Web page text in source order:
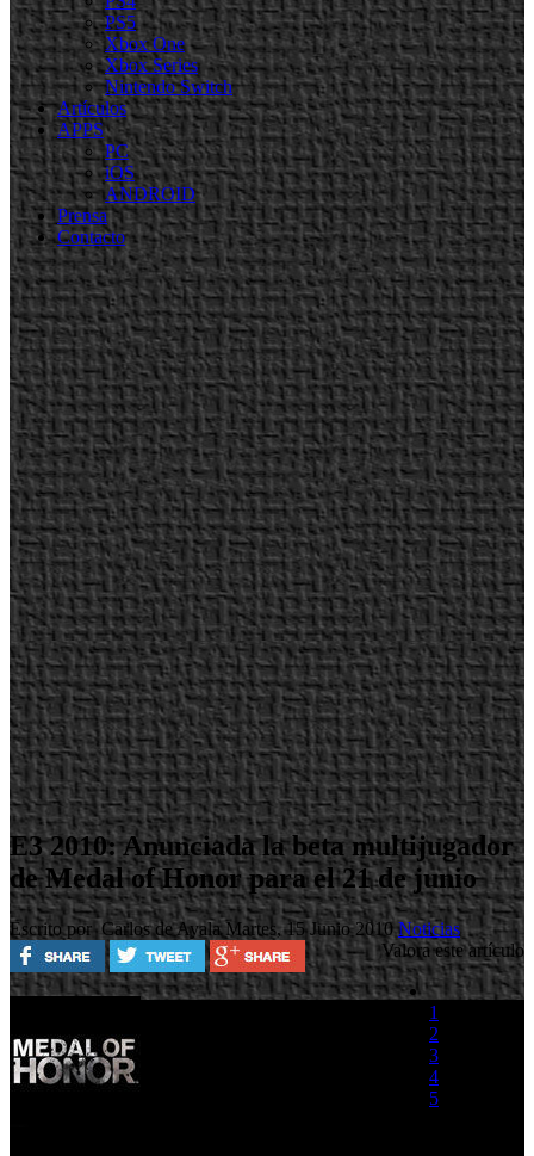
PS5
Xbox One
Xbox Series
Nintendo Switch
Artículos
APPS
PC
iOS
ANDROID
Prensa
Contacto
E3 2010: Anunciada la beta multijugador
de Medal of Honor para el 21 de junio
Escrito por Carlos de AyalaMartes, 15 Junio 2010Noticias
Valora este artículo
1
2
3
4
5
Electronic Arts ha confirmado